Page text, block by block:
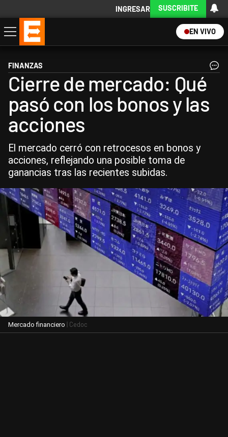
INGRESAR SUSCRIBITE
EN VIVO
Economía
Política
Internacional
Actualidad
Descargá la App
FINANZAS
Cierre de mercado: Qué
pasó con los bonos y las
acciones
El mercado cerró con retrocesos en bonos y
acciones, reflejando una posible toma de
ganancias tras las recientes subidas.
Mercado financiero | Cedoc